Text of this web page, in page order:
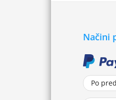
Načini
Po